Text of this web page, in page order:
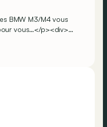
BMW M3/M4 vous
vous…</p><div>